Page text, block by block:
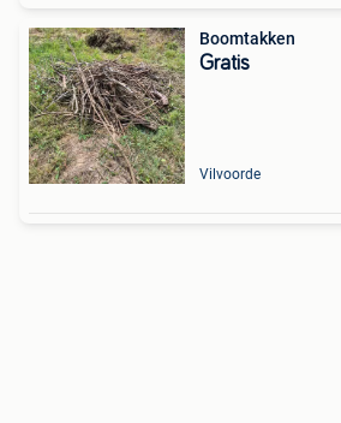
Boomtakken
Gratis
Vilvoorde